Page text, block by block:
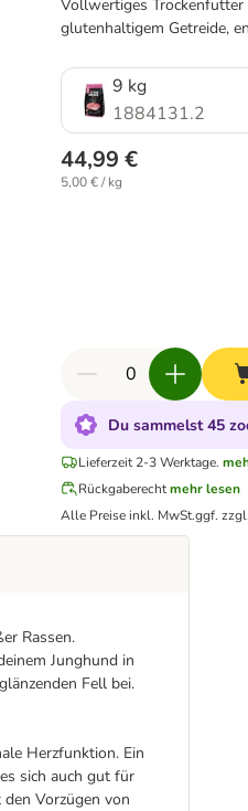
Vollwertiges
glutenhaltigem Getreide,
9 kg
1884131.2
44,99 €
5,00 € / kg
Du sammelst 45
Lieferzeit 2-3 Werktage.
Rückgaberechtmehr lesen
Alle Preise inkl. MwSt.ggf.
Rassen.
Junghund in
Fell bei.
Herzfunktion. Ein
sich auch gut für
Vorzügen von